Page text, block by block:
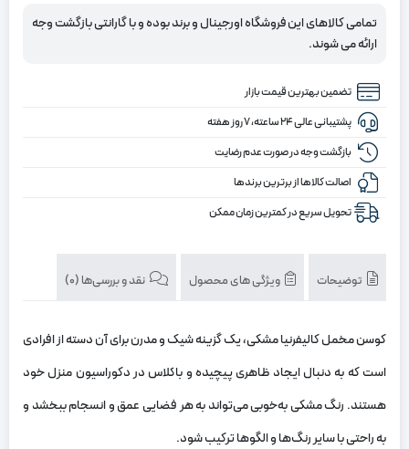
بود.
مشکی
تمامی کالاهای این فروشگاه اورجینال و برند بوده و با گارانتی بازگشت وجه
ارائه می شوند.
تضمین بهترین قیمت بازار
پشتیبانی عالی ۲۴ ساعته، ۷ روز هفته
بازگشت وجه در صورت عدم رضایت
اصالت کالاها از برترین برندها
تحویل سریع در کمترین زمان ممکن
توضیحات ویژگی های محصول نقد و بررسی‌ها (0)
کوسن مخمل کالیفرنیا مشکی، یک گزینه شیک و مدرن برای آن دسته از افرادی
است که به دنبال ایجاد ظاهری پیچیده و باکلاس در دکوراسیون منزل خود
هستند. رنگ مشکی به‌خوبی می‌تواند به هر فضایی عمق و انسجام ببخشد و
به راحتی با سایر رنگ‌ها و الگوها ترکیب شود.